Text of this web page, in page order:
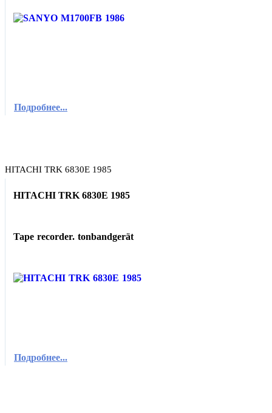
Подробнее...
HITACHI TRK 6830E 1985
HITACHI TRK 6830E 1985
Tape recorder. tonbandgerät
Подробнее...